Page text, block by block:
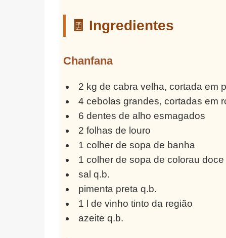
🧾 Ingredientes
Chanfana
2 kg de cabra velha, cortada em
4 cebolas grandes, cortadas em
6 dentes de alho esmagados
2 folhas de louro
1 colher de sopa de banha
1 colher de sopa de colorau doce
sal q.b.
pimenta preta q.b.
1 l de vinho tinto da região
azeite q.b.